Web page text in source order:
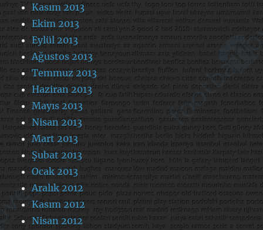
Kasım 2013
Ekim 2013
Eylül 2013
Ağustos 2013
Temmuz 2013
Haziran 2013
Mayıs 2013
Nisan 2013
Mart 2013
Şubat 2013
Ocak 2013
Aralık 2012
Kasım 2012
Nisan 2012